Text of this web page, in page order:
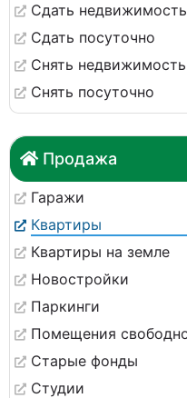
Сдать недвижимость
Сдать посуточно
Снять недвижимость
Снять посуточно
Продажа
Гаражи
Квартиры
Квартиры на земле
Новостройки
Паркинги
Старые фонды
Студии